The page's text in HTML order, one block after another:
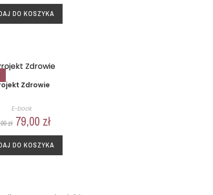
DO KOSZYKA
Zdrowie
E-book
zł 79,00 zł
DO KOSZYKA